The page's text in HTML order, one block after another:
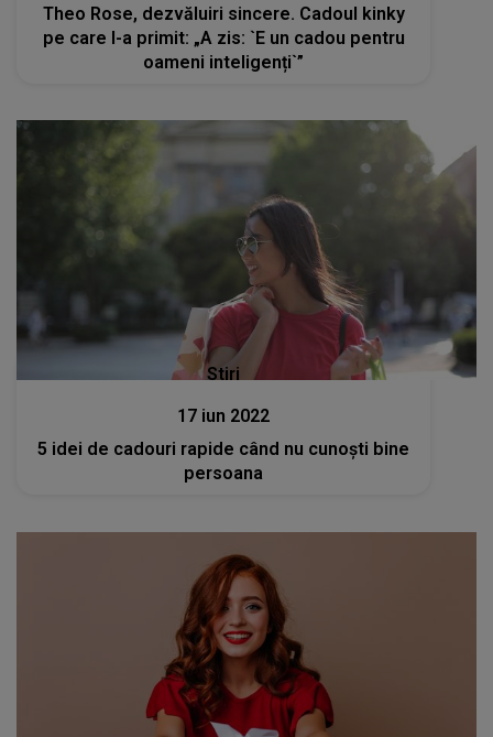
Theo Rose, dezvăluiri sincere. Cadoul kinky
pe care l-a primit: „A zis: `E un cadou pentru
oameni inteligenți`”
Stiri
17 iun 2022
5 idei de cadouri rapide când nu cunoști bine
persoana